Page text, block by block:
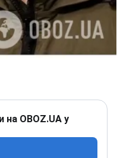
на OBOZ.UA у